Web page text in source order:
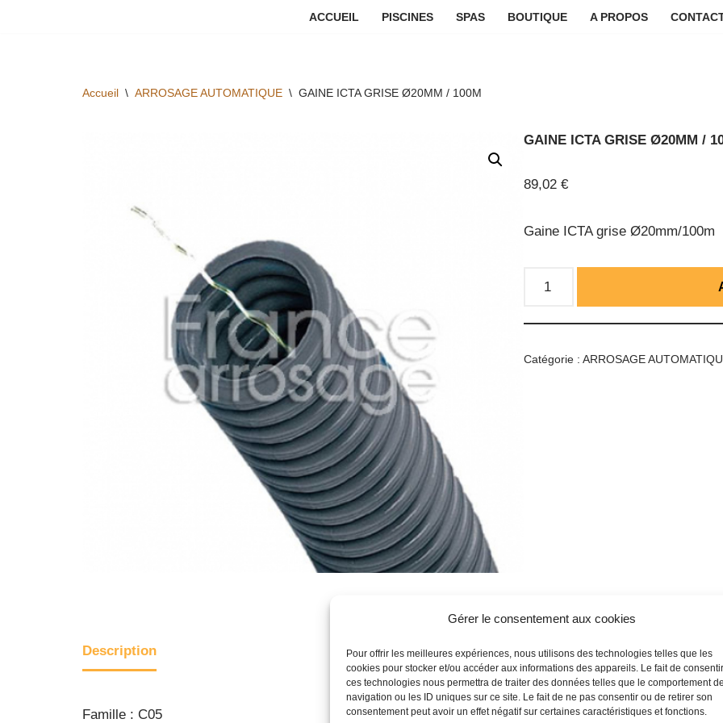
Gérer le consentement aux cookies
Pour offrir les meilleures expériences, nous utilisons des technologies telles que les
cookies pour stocker et/ou accéder aux informations des appareils. Le fait de
ces technologies nous permettra de traiter des données telles que le comportement de
navigation ou les ID uniques sur ce site. Le fait de ne pas consentir ou de retirer son
consentement peut avoir un effet négatif sur certaines caractéristiques et fonctions.
ACCUEIL PISCINES SPAS BOUTIQUE A PROPOS
Accueil \ ARROSAGE AUTOMATIQUE \ GAINE ICTA GRISE Ø20MM / 100M
GAINE ICTA GRISE Ø20MM /
89,02€
Gaine ICTA grise Ø20mm/100m
Catégorie :ARROSAGE
Description
Famille : C05